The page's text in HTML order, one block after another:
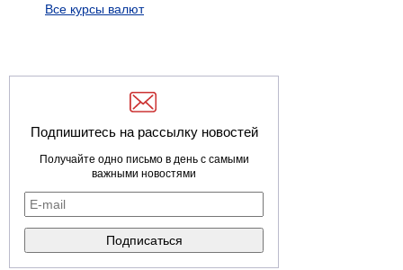
Все курсы валют
Подпишитесь на рассылку новостей
Получайте одно письмо в день с самыми
важными новостями